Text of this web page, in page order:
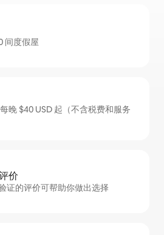
间度假屋
晚 $40 USD 起（不含税费和服务
价
证的评价可帮助你做出选择